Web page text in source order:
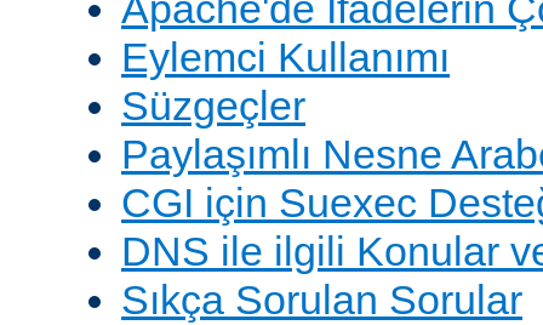
Eylemci Kullanımı
Süzgeçler
Paylaşımlı Nesne
CGI için Suexec
DNS ile ilgili Konular
Sıkça Sorulan Sorular